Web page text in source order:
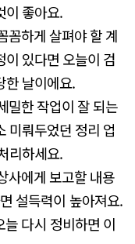
이 좋아요.
꼼하게 살펴야 할 계
이 있다면 오늘이 검
한 날이에요.
밀한 작업이 잘 되는
미뤄두었던 정리 업
리하세요.
사에게 보고할 내용
설득력이 높아져요.
다시 정비하면 이